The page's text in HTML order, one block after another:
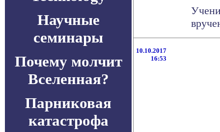
Научные
семинары
Почему молчит
Вселенная?
Парниковая
катастрофа
10.10.2017
16:53